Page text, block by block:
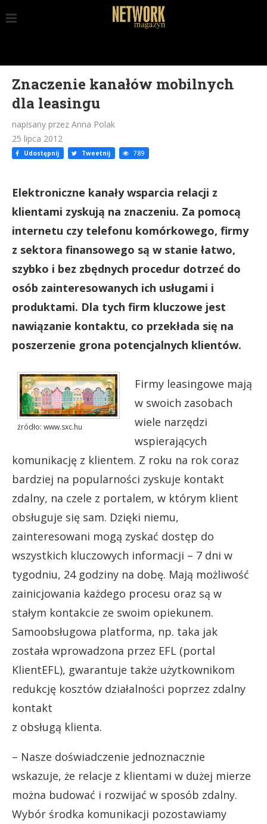
Znaczenie kanałów mobilnych
dla leasingu
napisany przez Anna Polak
25 lipca 2012
Udostępnij Tweetnij 789
Elektroniczne kanały wsparcia relacji z
klientami zyskują na znaczeniu. Za pomocą
internetu czy telefonu komórkowego, firmy
z sektora finansowego są w stanie łatwo,
szybko i bez zbędnych procedur dotrzeć do
osób zainteresowanych ich usługami i
produktami. Dla tych firm kluczowe jest
nawiązanie kontaktu, co przekłada się na
poszerzenie grona potencjalnych klientów.
źródło: www.sxc.hu
Firmy leasingowe mają
w swoich zasobach
wiele narzędzi
wspierających
komunikację z klientem. Z roku na rok coraz
bardziej na popularności zyskuje kontakt
zdalny, na czele z portalem, w którym klient
obsługuje się sam. Dzięki niemu,
zainteresowani mogą zyskać dostęp do
wszystkich kluczowych informacji – 7 dni w
tygodniu, 24 godziny na dobę. Mają możliwość
zainicjowania każdego procesu oraz są w
stałym kontakcie ze swoim opiekunem.
Samoobsługowa platforma, np. taka jak
została wprowadzona przez EFL (portal
KlientEFL), gwarantuje także użytkownikom
redukcję kosztów działalności poprzez zdalny
kontakt
z obsługą klienta.
– Nasze doświadczenie jednoznacznie
wskazuje, że relacje z klientami w dużej mierze
można budować i rozwijać w sposób zdalny.
Wybór środka komunikacji pozostawiamy